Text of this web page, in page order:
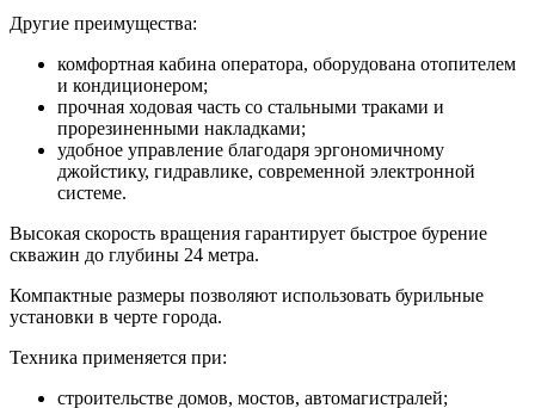
Другие преимущества:
комфортная кабина оператора, оборудована отопителем
и кондиционером;
прочная ходовая часть со стальными траками и
прорезиненными накладками;
удобное управление благодаря эргономичному
джойстику, гидравлике, современной электронной
системе.
Высокая скорость вращения гарантирует быстрое бурение
скважин до глубины 24 метра.
Компактные размеры позволяют использовать бурильные
установки в черте города.
Техника применяется при:
строительстве домов, мостов, автомагистралей;